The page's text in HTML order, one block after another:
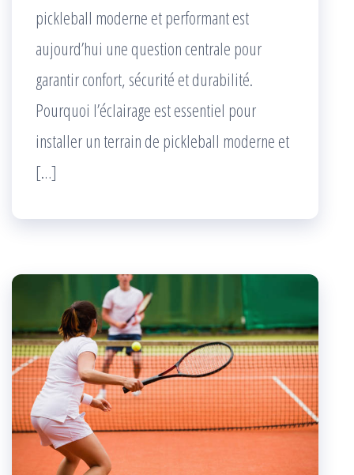
pickleball moderne et performant est
aujourd’hui une question centrale pour
garantir confort, sécurité et durabilité.
Pourquoi l’éclairage est essentiel pour
installer un terrain de pickleball moderne et
[…]